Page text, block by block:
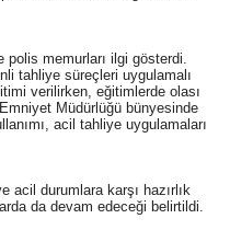
memurları ilgi gösterdi.
tahliye süreçleri uygulamalı
verilirken, eğitimlerde olası
Müdürlüğü bünyesinde
acil tahliye uygulamaları
acil durumlara karşı hazırlık
da devam edeceği belirtildi.